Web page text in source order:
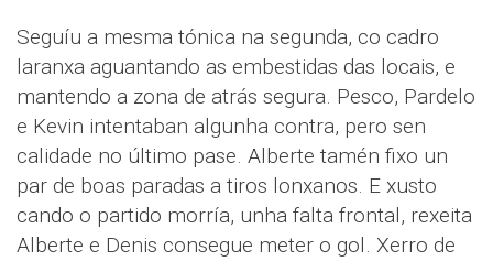
Seguíu a mesma tónica na segunda, co cadro
laranxa aguantando as embestidas das locais, e
mantendo a zona de atrás segura. Pesco, Pardelo
e Kevin intentaban algunha contra, pero sen
calidade no último pase. Alberte tamén fixo un
par de boas paradas a tiros lonxanos. E xusto
cando o partido morría, unha falta frontal, rexeita
Alberte e Denis consegue meter o gol. Xerro de